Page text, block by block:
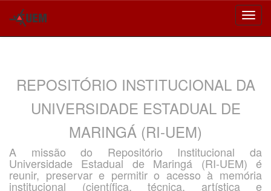
REPOSITÓRIO INSTITUCIONAL DA
UNIVERSIDADE ESTADUAL DE
MARINGÁ (RI-UEM)
A missão do Repositório Institucional da
Universidade Estadual de Maringá (RI-UEM) é
reunir, preservar e permitir o acesso à memória
institucional (científica, técnica, artística e